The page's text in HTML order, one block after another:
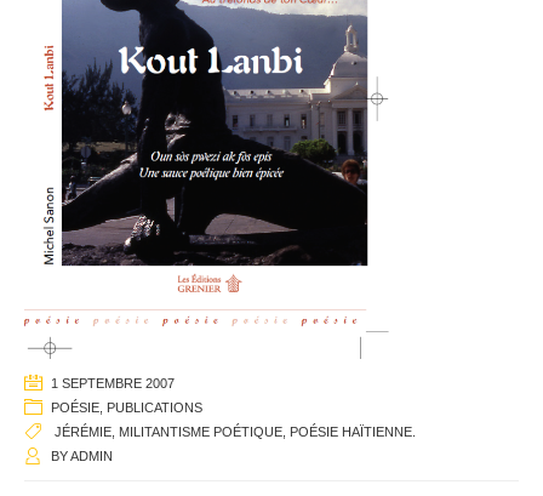
1 SEPTEMBRE 2007
POÉSIE PUBLICATIONS
JÉRÉMIE MILITANTISME POÉTIQUE POÉSIE HAÏTIENNE.
BYADMIN